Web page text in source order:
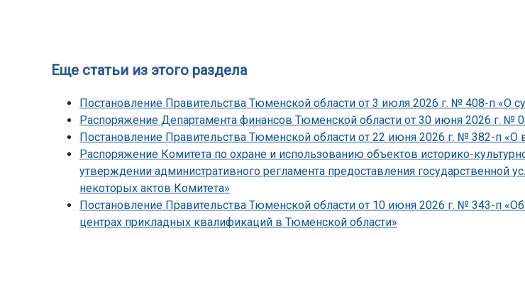
Еще статьи из этого раздела
Постановление Правительства Тюменской области от 3 июля 2026 г. № 408-п «О
Распоряжение Департамента финансов Тюменской области от 30 июня 2026 г.
Постановление Правительства Тюменской области от 22 июня 2026 г. № 382-п
Распоряжение Комитета по охране и использованию объектов историко-
утверждении административного регламента предоставления государственной
некоторых актов Комитета»
Постановление Правительства Тюменской области от 10 июня 2026 г. № 343-п
центрах прикладных квалификаций в Тюменской области»